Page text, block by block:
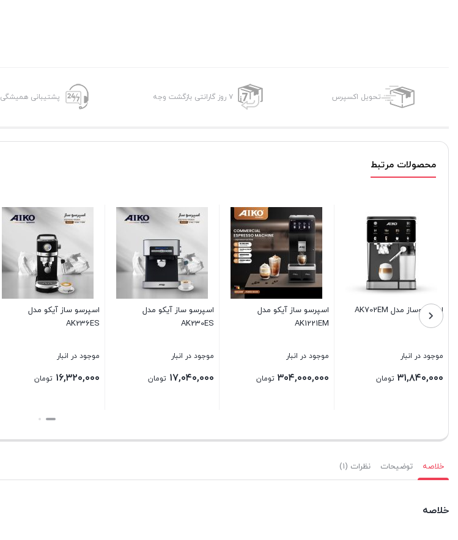
تحویل اکسپرس ۷ روز گارانتی بازگشت وجه پشتیبانی همیشگی
محصولات مرتبط
اسپرسو ساز آیکو مدل
AK230ES
موجود در انبار
۱۷,۰۴۰,۰۰۰ تومان
اسپرسو ساز آیکو مدل
AK236ES
موجود در انبار
۱۶,۳۲۰,۰۰۰ تومان
اسپرسوساز آیکو مدل
AK237ES
موجود در انبار
۲۰,۸۸۰,۰۰۰ تومان
اسپرسو ساز آیکو مدل
AK234ES
موجود در انبار
۲۵,۹۲۰,۰۰۰ تومان
خلاصه توضیحات نظرات (۱)
خلاصه